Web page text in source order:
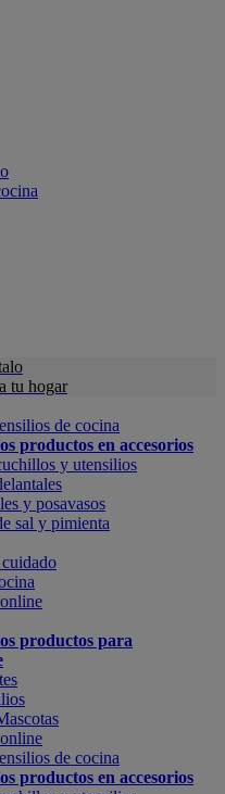
tu hogar
de cocina
productos en accesorios
y utensilios
y posavasos
sal y pimienta
productos para
de cocina
productos en accesorios